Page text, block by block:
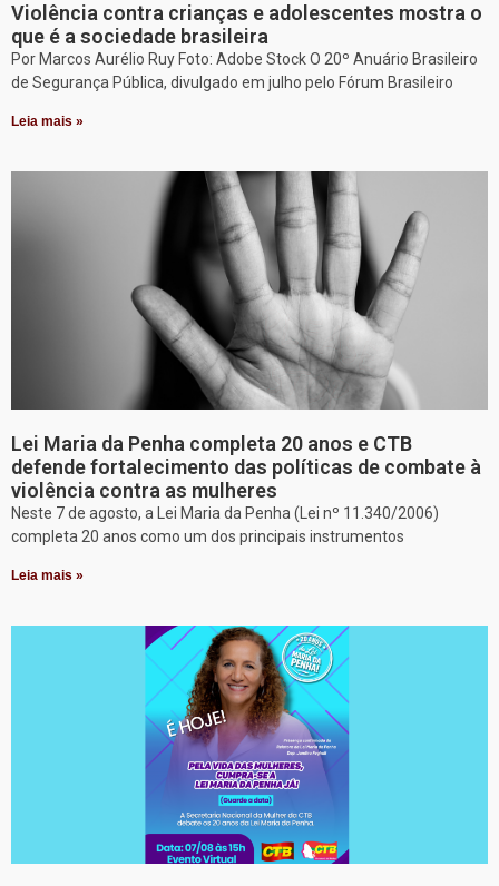
Violência contra crianças e adolescentes mostra o
que é a sociedade brasileira
Por Marcos Aurélio Ruy Foto: Adobe Stock O 20º Anuário Brasileiro
de Segurança Pública, divulgado em julho pelo Fórum Brasileiro
Leia mais »
Lei Maria da Penha completa 20 anos e CTB
defende fortalecimento das políticas de combate à
violência contra as mulheres
Neste 7 de agosto, a Lei Maria da Penha (Lei nº 11.340/2006)
completa 20 anos como um dos principais instrumentos
Leia mais »